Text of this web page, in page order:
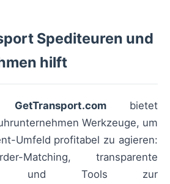
Spediteuren und
hilft
GetTransport.com bietet
Werkzeuge, um
Umfeld profitabel zu agieren:
Matching, transparente
und Tools zur